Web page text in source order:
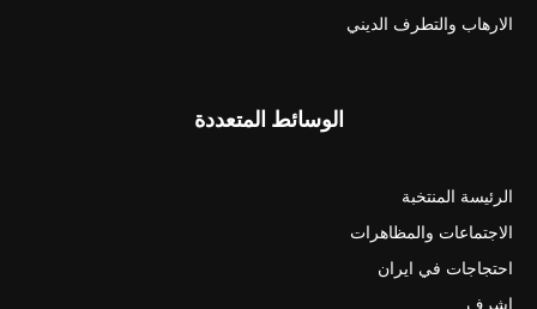
الارهاب والتطرف الديني
الوسائط المتعددة
الرئيسة المنتخبة
الاجتماعات والمظاهرات
احتجاجات في ايران
اشرف